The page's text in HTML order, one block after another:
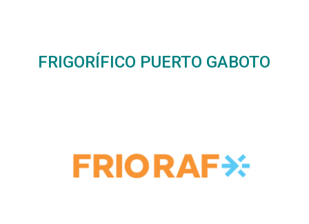
FRIGORÍFICO PUERTO GABOTO